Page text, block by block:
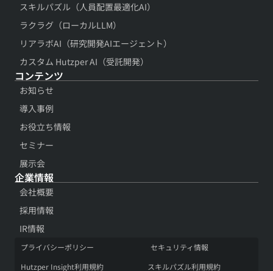
スキルパズル（人員配置最適化AI）
ラクラグ（ローカルLLM）
リアラボAI（研究開発AIエージェント）
カスタム Hutzper AI（受託開発）
コンテンツ​
お知らせ
導入事例​
お役立ち情報​
セミナー
展示会​
企業情報
会社概要​
採用情報​
IR情報​
プライバシーポリシー​
セキュリティ情報​
Hutzper Insight利用規約​
スキルパズル利用規約​